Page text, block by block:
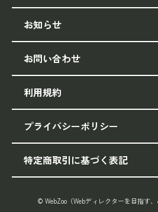
お知らせ
お問い合わせ
利用規約
プライバシーポリシー
特定商取引に基づく表記
© WebZoo（Webディレクターを目指す